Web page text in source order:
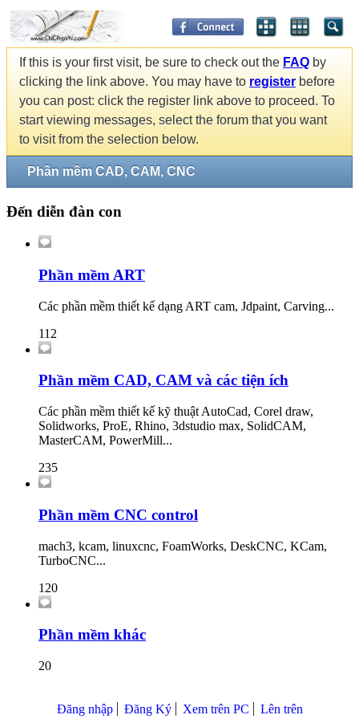
If this is your first visit, be sure to check out the FAQ by
clicking the link above. You may have to register before
you can post: click the register link above to proceed. To
start viewing messages, select the forum that you want
to visit from the selection below.
Phần mềm CAD, CAM, CNC
Đến diễn đàn con
Phần mềm ART
Các phần mềm thiết kế dạng ART cam, Jdpaint, Carving...
112
Phần mềm CAD, CAM và các tiện ích
Các phần mềm thiết kế kỹ thuật AutoCad, Corel draw,
Solidworks, ProE, Rhino, 3dstudio max, SolidCAM,
MasterCAM, PowerMill...
235
Phần mềm CNC control
mach3, kcam, linuxcnc, FoamWorks, DeskCNC, KCam,
TurboCNC...
120
Phần mềm khác
20
Đăng nhập Đăng Ký Xem trên PC Lên trên